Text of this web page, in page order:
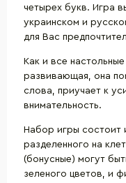
четырех букв. Игра
украинском и
для Вас
Как и все
развивающая, она
слова, приучает к
внимательность.
Набор игры состоит
разделенного на
(бонусные) могут
зеленого цветов, и